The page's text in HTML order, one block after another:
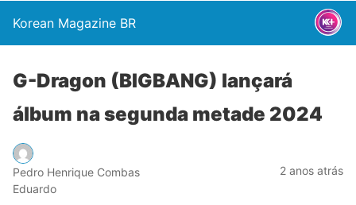
Korean Magazine BR
G-Dragon (BIGBANG) lançará
álbum na segunda metade 2024
Pedro Henrique Combas
Eduardo
2 anos atrás